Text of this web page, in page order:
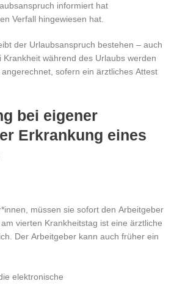
informiert hat
Verfall hingewiesen hat.
der Urlaubsanspruch bestehen – auch
Krankheit während des Urlaubs werden
sofern ein ärztliches Attest
bei eigener
Erkrankung eines
müssen sie sofort den Arbeitgeber
vierten Krankheitstag ist eine ärztliche
Der Arbeitgeber kann auch früher ein
elektronische